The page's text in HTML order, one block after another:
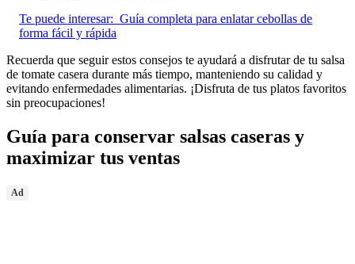
Te puede interesar: Guía completa para enlatar cebollas de
forma fácil y rápida
Recuerda que seguir estos consejos te ayudará a disfrutar de tu salsa
de tomate casera durante más tiempo, manteniendo su calidad y
evitando enfermedades alimentarias. ¡Disfruta de tus platos favoritos
sin preocupaciones!
Guía para conservar salsas caseras y
maximizar tus ventas
Ad